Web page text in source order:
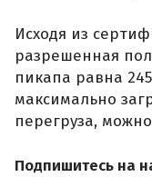
Исходя из
разрешенная
пикапа равна
максимально
перегруза,
Подпишитесь на